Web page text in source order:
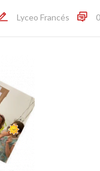
Lyceo Francés